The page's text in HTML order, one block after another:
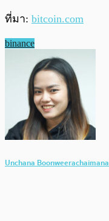
ที่มา: bitcoin.com
binance
Unchana Boonweerachaimana